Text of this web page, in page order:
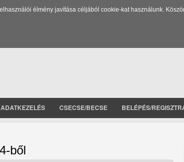
élmény javítása céljából cookie-kat használunk.
ADATKEZELÉS CSECSE/BECSE BELÉPÉS/
ből